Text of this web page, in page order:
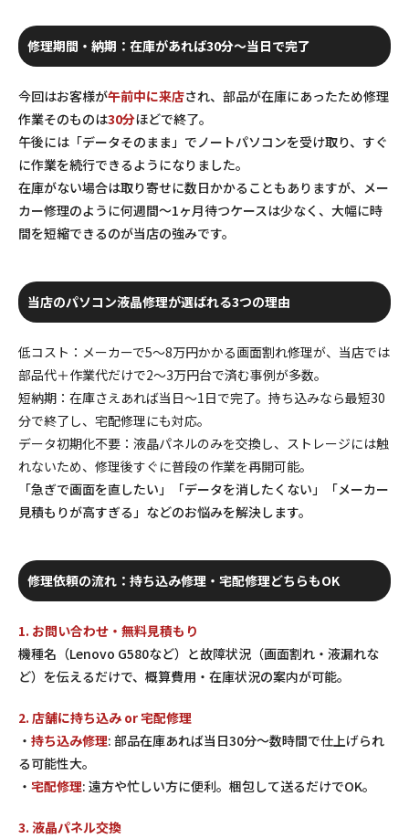
修理期間・納期：在庫があれば30分〜当日で完了
今回はお客様が午前中に来店され、部品が在庫にあったため修理
作業そのものは30分ほどで終了。
午後には「データそのまま」でノートパソコンを受け取り、すぐ
に作業を続行できるようになりました。
在庫がない場合は取り寄せに数日かかることもありますが、メー
カー修理のように何週間〜1ヶ月待つケースは少なく、大幅に時
間を短縮できるのが当店の強みです。
当店のパソコン液晶修理が選ばれる3つの理由
低コスト ：メーカーで5〜8万円かかる画面割れ修理が、当店では
部品代＋作業代だけで2〜3万円台で済む事例が多数。
短納期 ：在庫さえあれば当日〜1日で完了。持ち込みなら最短30
分で終了し、宅配修理にも対応。
データ初期化不要 ：液晶パネルのみを交換し、ストレージには触
れないため、修理後すぐに普段の作業を再開可能。
「急ぎで画面を直したい」「データを消したくない」「メーカー
見積もりが高すぎる」などのお悩みを解決します。
修理依頼の流れ：持ち込み修理・宅配修理どちらもOK
1. お問い合わせ・無料見積もり
機種名（Lenovo G580など）と故障状況（画面割れ・液漏れな
ど）を伝えるだけで、概算費用・在庫状況の案内が可能。
2. 店舗に持ち込み or 宅配修理
・ 持ち込み修理: 部品在庫あれば当日30分〜数時間で仕上げられ
る可能性大。
・ 宅配修理: 遠方や忙しい方に便利。梱包して送るだけでOK。
3. 液晶パネル交換